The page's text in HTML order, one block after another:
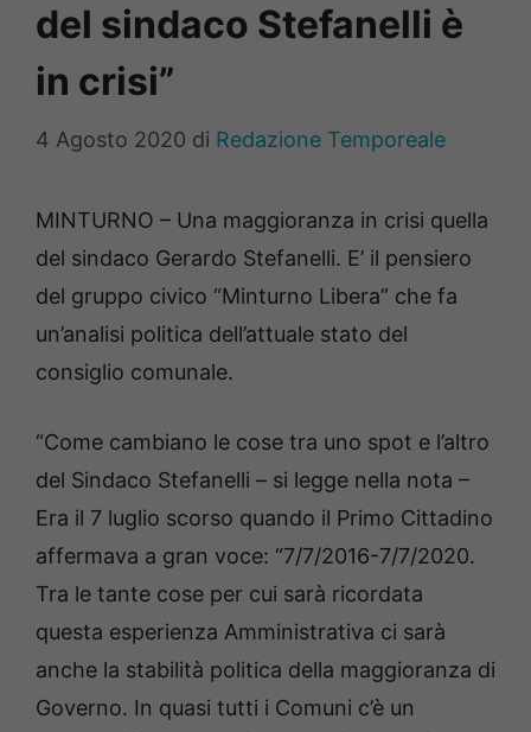
del sindaco Stefanelli è
in crisi”
4 Agosto 2020 di Redazione Temporeale
MINTURNO – Una maggioranza in crisi quella
del sindaco Gerardo Stefanelli. E’ il pensiero
del gruppo civico “Minturno Libera” che fa
un’analisi politica dell’attuale stato del
consiglio comunale.
“Come cambiano le cose tra uno spot e l’altro
del Sindaco Stefanelli – si legge nella nota –
Era il 7 luglio scorso quando il Primo Cittadino
affermava a gran voce: “7/7/2016-7/7/2020.
Tra le tante cose per cui sarà ricordata
questa esperienza Amministrativa ci sarà
anche la stabilità politica della maggioranza di
Governo. In quasi tutti i Comuni c’è un